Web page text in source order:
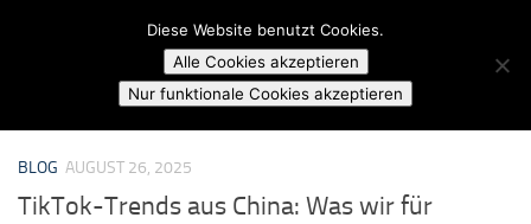
Skip to content
Campusradio Karlsruhe
MARKIERT:SOCIAL MEDIA STRATEGIEN
BLOG AUGUST 26, 2025
TikTok-Trends aus China: Was wir für
Diese Website benutzt Cookies.
Alle Cookies akzeptieren
Nur funktionale Cookies akzeptieren